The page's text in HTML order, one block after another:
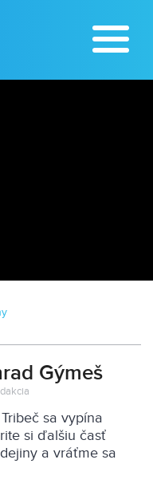
s pozvánkou
Gýmeš
sa vypína
si ďalšiu časť
a vráťme sa